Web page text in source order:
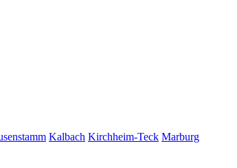
Kalbach Kirchheim-Teck Marburg